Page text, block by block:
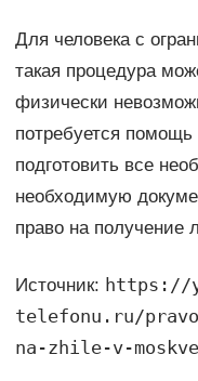
Для человека с
такая процедура
физически
потребуется
подготовить все
необходимую
право на получение
Источник: https://
telefonu.ru/
na-zhile-v-